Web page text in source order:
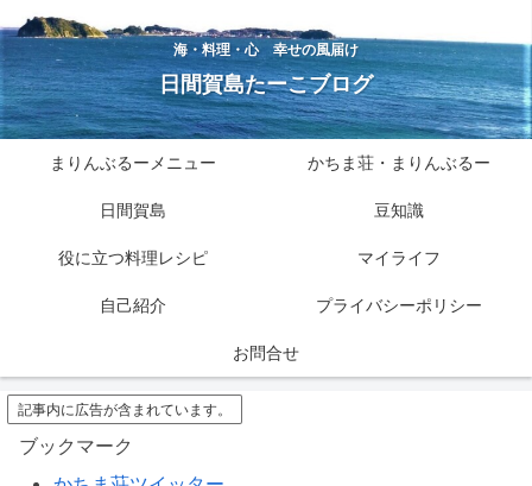
海・料理・心 幸せの風届け
日間賀島たーこブログ
まりんぶるーメニュー かちま荘・まりんぶるー
日間賀島 豆知識
役に立つ料理レシピ マイライフ
自己紹介 プライバシーポリシー
お問合せ
記事内に広告が含まれています。
ブックマーク